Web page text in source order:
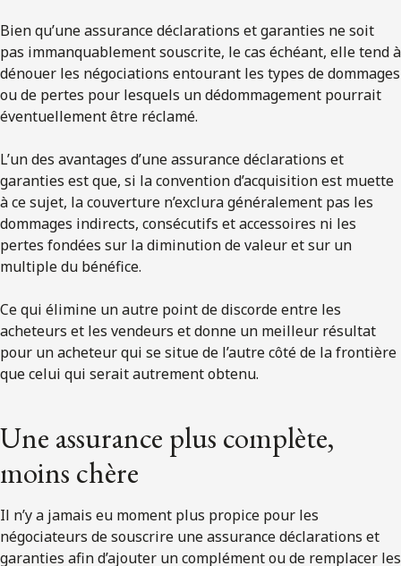
Bien qu’une assurance déclarations et garanties ne soit
pas immanquablement souscrite, le cas échéant, elle tend à
dénouer les négociations entourant les types de dommages
ou de pertes pour lesquels un dédommagement pourrait
éventuellement être réclamé.
L’un des avantages d’une assurance déclarations et
garanties est que, si la convention d’acquisition est muette
à ce sujet, la couverture n’exclura généralement pas les
dommages indirects, consécutifs et accessoires ni les
pertes fondées sur la diminution de valeur et sur un
multiple du bénéfice.
Ce qui élimine un autre point de discorde entre les
acheteurs et les vendeurs et donne un meilleur résultat
pour un acheteur qui se situe de l’autre côté de la frontière
que celui qui serait autrement obtenu.
Une assurance plus complète,
moins chère
Il n’y a jamais eu moment plus propice pour les
négociateurs de souscrire une assurance déclarations et
garanties afin d’ajouter un complément ou de remplacer les